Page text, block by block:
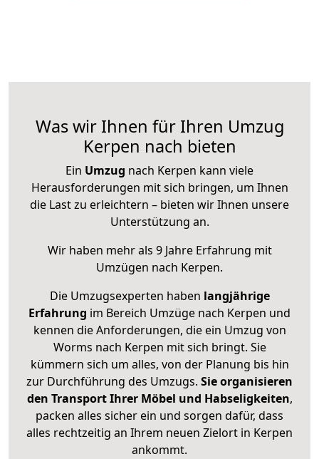
Was wir Ihnen für Ihren Umzug
Kerpen nach bieten
Ein Umzug nach Kerpen kann viele
Herausforderungen mit sich bringen, um Ihnen
die Last zu erleichtern – bieten wir Ihnen unsere
Unterstützung an.
Wir haben mehr als 9 Jahre Erfahrung mit
Umzügen nach Kerpen.
Die Umzugsexperten haben langjährige
Erfahrung im Bereich Umzüge nach Kerpen und
kennen die Anforderungen, die ein Umzug von
Worms nach Kerpen mit sich bringt. Sie
kümmern sich um alles, von der Planung bis hin
zur Durchführung des Umzugs. Sie organisieren
den Transport Ihrer Möbel und Habseligkeiten,
packen alles sicher ein und sorgen dafür, dass
alles rechtzeitig an Ihrem neuen Zielort in Kerpen
ankommt.